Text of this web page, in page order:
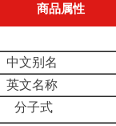
商品属性
中文别名
英文名称
分子式